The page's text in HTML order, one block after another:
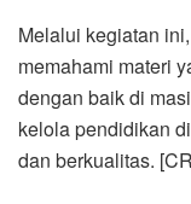
Melalui kegiatan
memahami materi
dengan baik di
kelola pendidikan
dan berkualitas.